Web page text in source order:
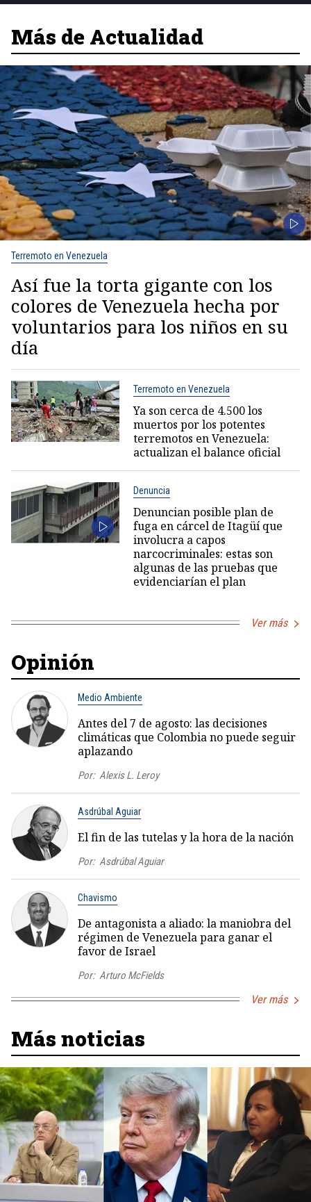
Más de Actualidad
Terremoto en Venezuela
Así fue la torta gigante con los
colores de Venezuela hecha por
voluntarios para los niños en su
día
Terremoto en Venezuela
Ya son cerca de 4.500 los
muertos por los potentes
terremotos en Venezuela:
actualizan el balance oficial
Denuncia
Denuncian posible plan de
fuga en cárcel de Itagüí que
involucra a capos
narcocriminales: estas son
algunas de las pruebas que
evidenciarían el plan
Ver más
Opinión
Medio Ambiente
Antes del 7 de agosto: las decisiones
climáticas que Colombia no puede seguir
aplazando
Por: Alexis L. Leroy
Asdrúbal Aguiar
El fin de las tutelas y la hora de la nación
Por: Asdrúbal Aguiar
Chavismo
De antagonista a aliado: la maniobra del
régimen de Venezuela para ganar el
favor de Israel
Por: Arturo McFields
Ver más
Más noticias